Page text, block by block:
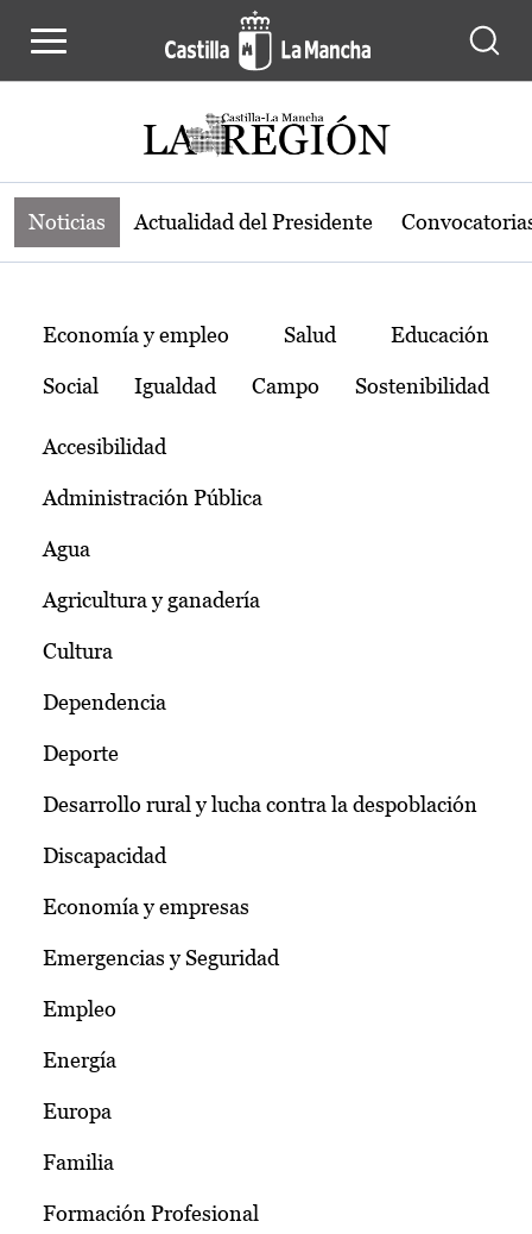
Noticias de la región de Castilla-La
Noticias Actualidad del Presidente
Temas
Economía y empleo Salud Educación
Social Igualdad Campo Sostenibilidad
Accesibilidad
Administración Pública
Agua
Agricultura y ganadería
Cultura
Dependencia
Deporte
Desarrollo rural y lucha contra la despoblación
Discapacidad
Economía y empresas
Emergencias y Seguridad
Empleo
Energía
Europa
Familia
Formación Profesional